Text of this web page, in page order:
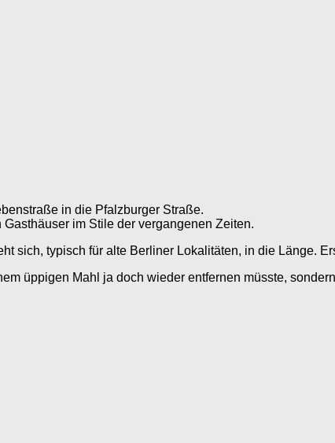
in die Pfalzburger Straße.
im Stile der vergangenen Zeiten.
sich, typisch für alte Berliner Lokalitäten, in die Länge.
üppigen Mahl ja doch wieder entfernen müsste,